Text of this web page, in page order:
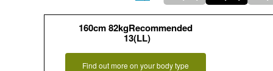
160cm 82kgRecommended
13(LL)
Find out more on your body type